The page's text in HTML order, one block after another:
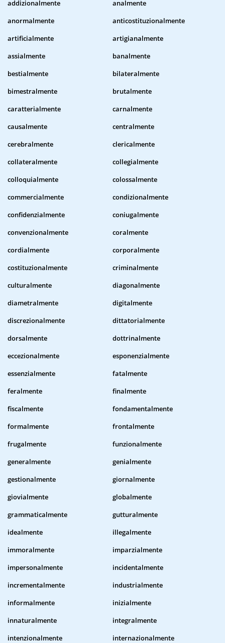
addizionalmente
analmente
anormalmente
anticostituzionalmente
artificialmente
artigianalmente
assialmente
banalmente
bestialmente
bilateralmente
bimestralmente
brutalmente
caratterialmente
carnalmente
causalmente
centralmente
cerebralmente
clericalmente
collateralmente
collegialmente
colloquialmente
colossalmente
commercialmente
condizionalmente
confidenzialmente
coniugalmente
convenzionalmente
coralmente
cordialmente
corporalmente
costituzionalmente
criminalmente
culturalmente
diagonalmente
diametralmente
digitalmente
discrezionalmente
dittatorialmente
dorsalmente
dottrinalmente
eccezionalmente
esponenzialmente
essenzialmente
fatalmente
feralmente
finalmente
fiscalmente
fondamentalmente
formalmente
frontalmente
frugalmente
funzionalmente
generalmente
genialmente
gestionalmente
giornalmente
giovialmente
globalmente
grammaticalmente
gutturalmente
idealmente
illegalmente
immoralmente
imparzialmente
impersonalmente
incidentalmente
incrementalmente
industrialmente
informalmente
inizialmente
innaturalmente
integralmente
intenzionalmente
internazionalmente